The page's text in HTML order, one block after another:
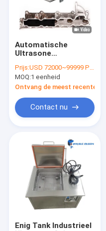
Automatische
Ultrasone
Zes Tanks Ultrasone
Reinigingsmachine
voor Autodelen
Prijs:USD 72000~99999 Per Unit Depend On Different Material And Function
MOQ:1 eenheid
Ontvang de meest recente
Contact nu
Enig Tank Industrieel